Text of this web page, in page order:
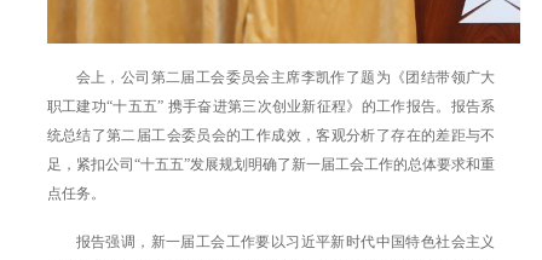
会上，公司第二届工会委员会主席李凯作了题为《团结带领广大
职工建功“十五五” 携手奋进第三次创业新征程》的工作报告。报告系
统总结了第二届工会委员会的工作成效，客观分析了存在的差距与不
足，紧扣公司“十五五”发展规划明确了新一届工会工作的总体要求和重
点任务。
报告强调，新一届工会工作要以习近平新时代中国特色社会主义